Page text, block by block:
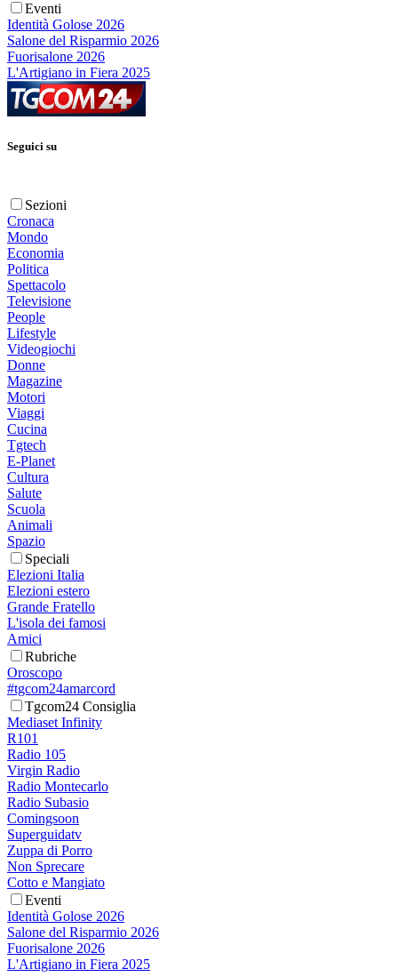
Eventi
Identità Golose 2026
Salone del Risparmio 2026
Fuorisalone 2026
L'Artigiano in Fiera 2025
Seguici su
Sezioni
Cronaca
Mondo
Economia
Politica
Spettacolo
Televisione
People
Lifestyle
Videogiochi
Donne
Magazine
Motori
Viaggi
Cucina
Tgtech
E-Planet
Cultura
Salute
Scuola
Animali
Spazio
Speciali
Elezioni Italia
Elezioni estero
Grande Fratello
L'isola dei famosi
Amici
Rubriche
Oroscopo
#tgcom24amarcord
Tgcom24 Consiglia
Mediaset Infinity
R101
Radio 105
Virgin Radio
Radio Montecarlo
Radio Subasio
Comingsoon
Superguidatv
Zuppa di Porro
Non Sprecare
Cotto e Mangiato
Eventi
Identità Golose 2026
Salone del Risparmio 2026
Fuorisalone 2026
L'Artigiano in Fiera 2025